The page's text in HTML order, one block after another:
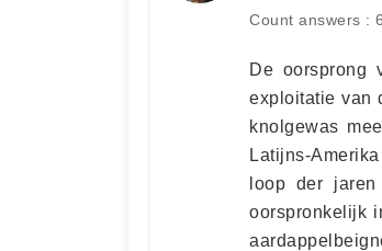
Count answers : 6
De oorsprong
exploitatie van
knolgewas
Latijns-
loop der
oorspronkelijk